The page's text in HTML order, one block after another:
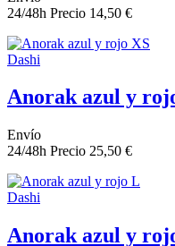
24/48h Precio 14,50 €
Dashi
Anorak azul y
Envío
24/48h Precio 25,50 €
Dashi
Anorak azul y